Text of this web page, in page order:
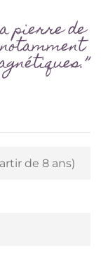
pierre de
de 8 ans)